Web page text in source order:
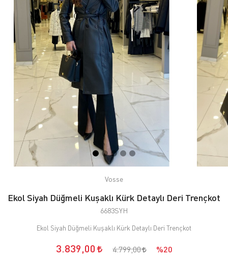
Vosse
Ekol Siyah Düğmeli Kuşaklı Kürk Detaylı Deri Trençkot
6683SYH
Ekol Siyah Düğmeli Kuşaklı Kürk Detaylı Deri Trençkot
3.839,00 4.799,00 %20